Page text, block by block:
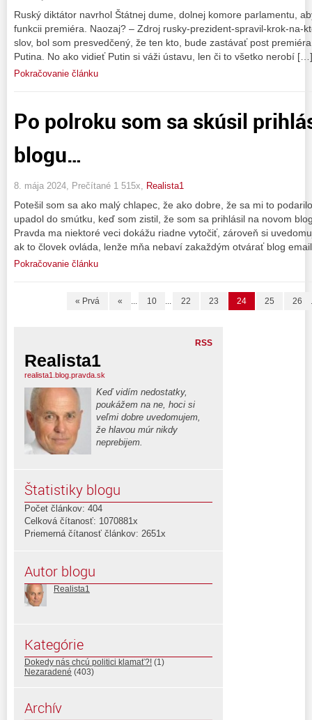
Ruský diktátor navrhol Štátnej dume, dolnej komore parlamentu,
funkcii premiéra. Naozaj? – Zdroj rusky-prezident-spravil-krok-na-
slov, bol som presvedčený, že ten kto, bude zastávať post
Putina. No ako vidieť Putin si váži ústavu, len či to všetko nerobí […]
Pokračovanie článku
Po polroku som sa skúsil
blogu…
8. mája 2024, Prečítané 1 515x, Realista1
Potešil som sa ako malý chlapec, že ako dobre, že sa mi to
upadol do smútku, keď som zistil, že som sa prihlásil na novom
Pravda ma niektoré veci dokážu riadne vytočiť, zároveň si
ak to človek ovláda, lenže mňa nebaví zakaždým otvárať blog
Pokračovanie článku
« Prvá « ... 10 ... 22 23 24 25 26
RSS
Realista1
realista1.blog.pravda.sk
Keď vidím nedostatky,
poukážem na ne, hoci si
veľmi dobre uvedomujem,
že hlavou múr nikdy
neprebijem.
Štatistiky blogu
Počet článkov: 404
Celková čítanosť: 1070881x
Priemerná čítanosť článkov: 2651x
Autor blogu
Realista1
Kategórie
Dokedy nás chcú politici klamať?! (1)
Nezaradené (403)
Archív